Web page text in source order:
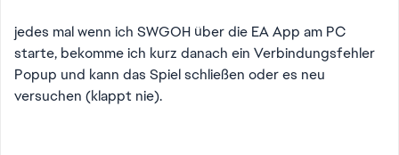
jedes mal wenn ich SWGOH über die EA App am PC
starte, bekomme ich kurz danach ein Verbindungsfehler
Popup und kann das Spiel schließen oder es neu
versuchen (klappt nie).